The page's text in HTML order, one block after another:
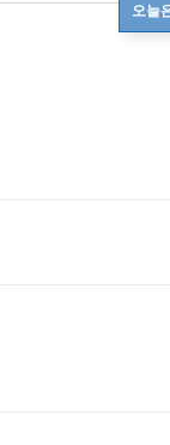
오늘